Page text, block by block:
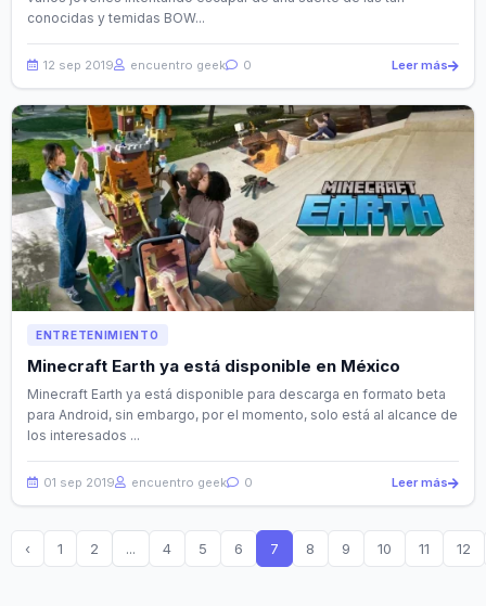
conocidas y temidas BOW...
12 sep 2019 encuentro geek 0 Leer más
ENTRETENIMIENTO
Minecraft Earth ya está disponible en México
Minecraft Earth ya está disponible para descarga en formato beta
para Android, sin embargo, por el momento, solo está al alcance de
los interesados ...
01 sep 2019 encuentro geek 0 Leer más
‹ 1 2 ... 4 5 6 7 8 9 10 11 12